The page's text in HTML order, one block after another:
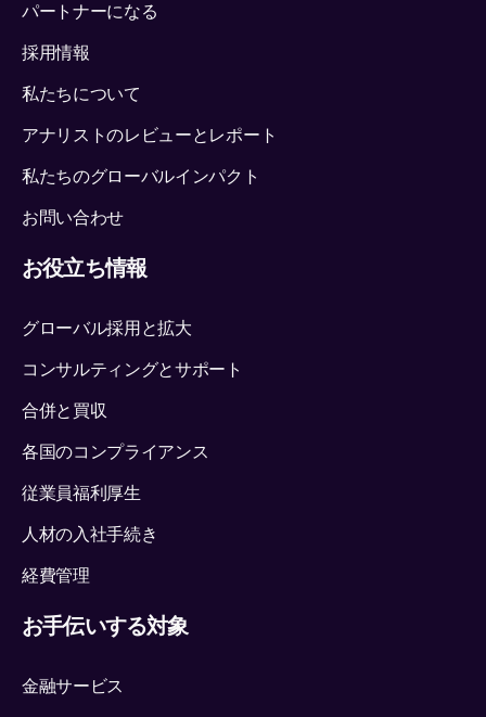
パートナーになる
採用情報
私たちについて
アナリストのレビューとレポート
私たちのグローバルインパクト
お問い合わせ
お役立ち情報
グローバル採用と拡大
コンサルティングとサポート
合併と買収
各国のコンプライアンス
従業員福利厚生
人材の入社手続き
経費管理
お手伝いする対象
金融サービス